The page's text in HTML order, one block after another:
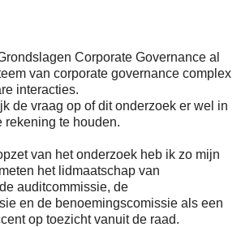
Corporate Governance al
van corporate governance complex
interacties.
de vraag op of dit onderzoek er wel in
rekening te houden.
van het onderzoek heb ik zo mijn
het lidmaatschap van
auditcommissie, de
en de benoemingscomissie als een
op toezicht vanuit de raad.